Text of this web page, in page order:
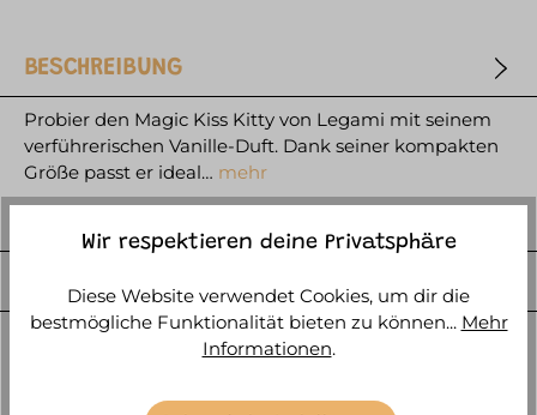
BESCHREIBUNG
Probier den Magic Kiss Kitty von Legami mit seinem
verführerischen Vanille-Duft. Dank seiner kompakten
Größe passt er ideal… mehr
Wir respektieren deine Privatsphäre
Diese Website verwendet Cookies, um dir die
bestmögliche Funktionalität bieten zu können... Mehr
Informationen.